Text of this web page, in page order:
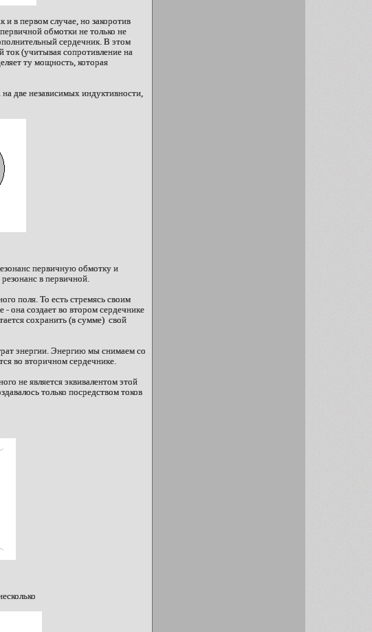
в первом случае, но закоротив
обмотки не только не
сердечник. В этом
(учитывая сопротивление на
ту мощность, которая
две независимых индуктивности,
первичную обмотку и
в первичной.
поля. То есть стремясь своим
- она создает во втором сердечнике
сохранить (в сумме) свой
энергии. Энергию мы снимаем со
во вторичном сердечнике.
не является эквивалентом этой
только посредством токов